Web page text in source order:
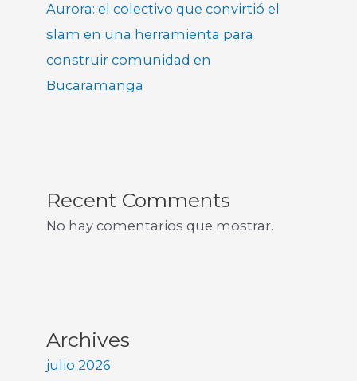
Aurora: el colectivo que convirtió el
slam en una herramienta para
construir comunidad en
Bucaramanga
Recent Comments
No hay comentarios que mostrar.
Archives
julio 2026